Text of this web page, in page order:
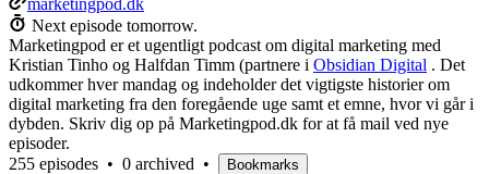
Next episode tomorrow.
Marketingpod er et ugentligt podcast om digital marketing med
Kristian Tinho og Halfdan Timm (partnere i Obsidian Digital . Det
udkommer hver mandag og indeholder det vigtigste historier om
digital marketing fra den foregående uge samt et emne, hvor vi går i
dybden. Skriv dig op på Marketingpod.dk for at få mail ved nye
episoder.
255 episodes • 0 archived • Bookmarks